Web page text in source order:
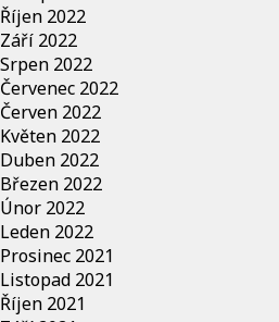
Říjen 2022
Září 2022
Srpen 2022
Červenec 2022
Červen 2022
Květen 2022
Duben 2022
Březen 2022
Únor 2022
Leden 2022
Prosinec 2021
Listopad 2021
Říjen 2021